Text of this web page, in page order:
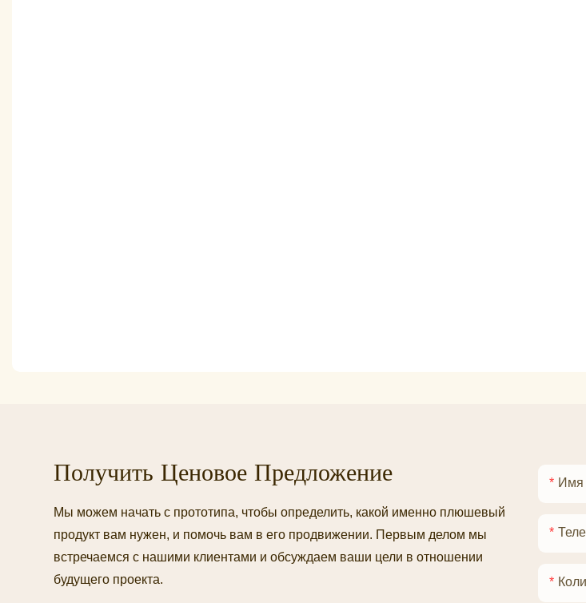
Получить Ценовое Предложение
Мы можем начать с прототипа, чтобы определить, какой именно плюшевый
продукт вам нужен, и помочь вам в его продвижении. Первым делом мы
встречаемся с нашими клиентами и обсуждаем ваши цели в отношении
будущего проекта.
Имя